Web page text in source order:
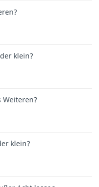
klein?
Weiteren?
klein?